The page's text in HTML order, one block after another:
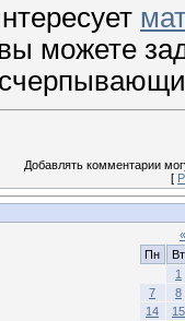
можете
Добавлять комментарии
[
«
Пн
Вт
1
7
8
14
15